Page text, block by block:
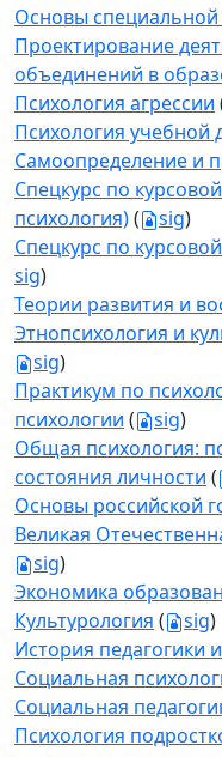
Основы специальной
Проектирование
объединений в
Психология агрессии
Психология учебной
Самоопределение и
Спецкурс по
психология)( sig)
Спецкурс по
sig)
Теории развития и
Этнопсихология и
sig)
Практикум по
психологии ( sig)
Общая психология:
состояния личности (
Основы российской
Великая
sig)
Экономика
Культурология ( sig)
История педагогики
Социальная
Социальная
Психология